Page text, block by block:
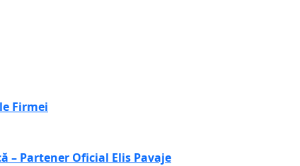
Firmei
– Partener Oficial Elis Pavaje